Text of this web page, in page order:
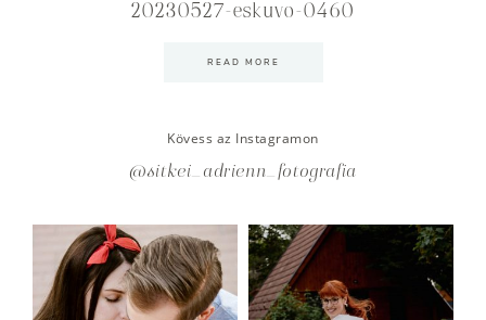
20230527-eskuvo-0460
READ MORE
Kövess az Instagramon
@sitkei_adrienn_fotografia